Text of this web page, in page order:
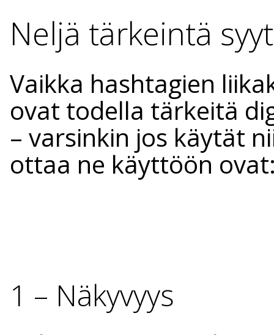
Neljä tärkeintä
Vaikka hashtagien
ovat todella tärkeitä
– varsinkin jos käytät
ottaa ne käyttöön
1 – Näkyvyys